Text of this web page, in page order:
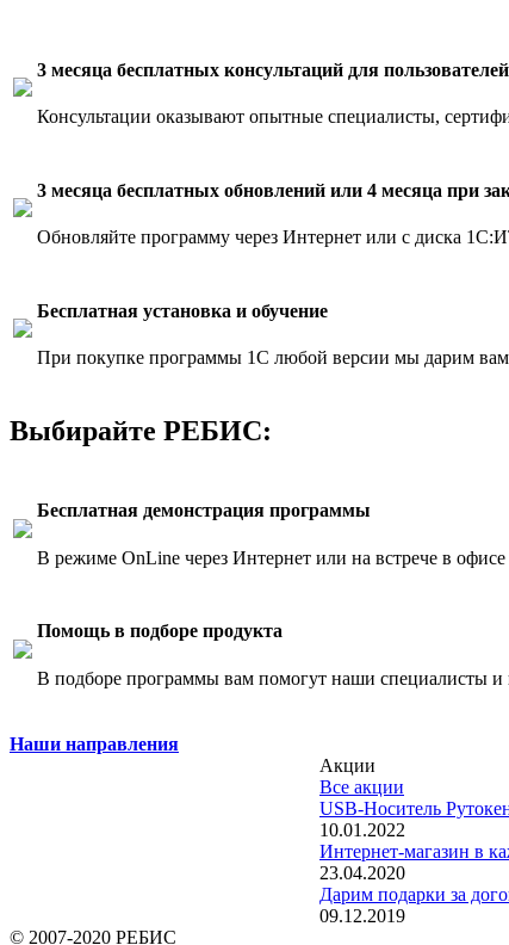
3 месяца бесплатных консультаций для
Консультации оказывают опытные специалисты,
3 месяца бесплатных обновлений или 4 месяца при
Обновляйте программу через Интернет или с диска
Бесплатная установка и обучение
При покупке программы 1С любой версии мы дарим вам
Выбирайте РЕБИС:
Бесплатная демонстрация программы
В режиме OnLine через Интернет или на встрече в офисе
Помощь в подборе продукта
В подборе программы вам помогут наши специалисты
Наши направления
Акции
Все акции
USB-Носитель
10.01.2022
Интернет-магазин в
23.04.2020
Дарим подарки за
09.12.2019
© 2007-2020 РЕБИС